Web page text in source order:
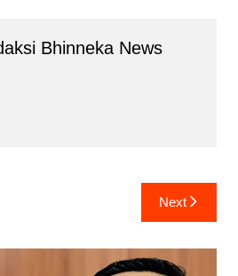
Bhinneka News
Next